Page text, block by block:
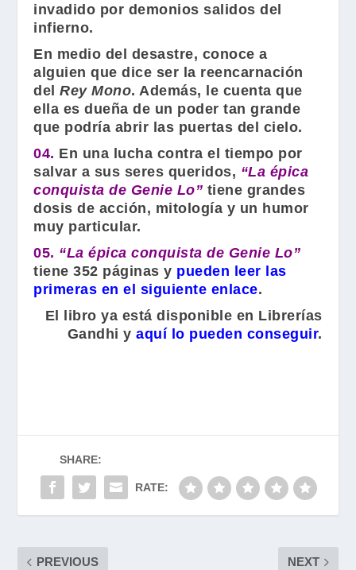
invadido por demonios salidos del
infierno.
En medio del desastre, conoce a
alguien que dice ser la reencarnación
delRey Mono. Además, le cuenta que
ella es dueña de un poder tan grande
que podría abrir las puertas del cielo.
04. En una lucha contra el tiempo por
salvar a sus seres queridos, “La épica
conquista de Genie Lo” tiene grandes
dosis de acción, mitología y un humor
muy particular.
05. “La épica conquista de Genie Lo”
tiene 352 páginas y pueden leer las
primeras en el siguiente enlace.
El libro ya está disponible en Librerías
Gandhi yaquí lo pueden conseguir.
SHARE:
RATE:
PREVIOUS NEXT